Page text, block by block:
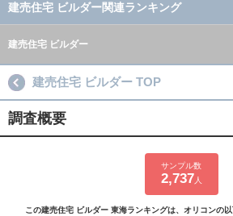
建売住宅 ビルダー関連ランキング
建売住宅 ビルダー
建売住宅 ビルダー TOP
調査概要
サンプル数
2,737 人
この建売住宅 ビルダー 東海ランキングは、オリコンの以